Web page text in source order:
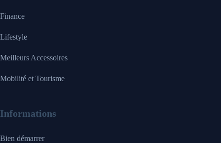
Finance
Lifestyle
Meilleurs Accessoires
Mobilité et Tourisme
Informations
Bien démarrer